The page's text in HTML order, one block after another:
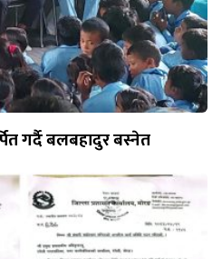
गर्दै बलबहादुर बस्नेत